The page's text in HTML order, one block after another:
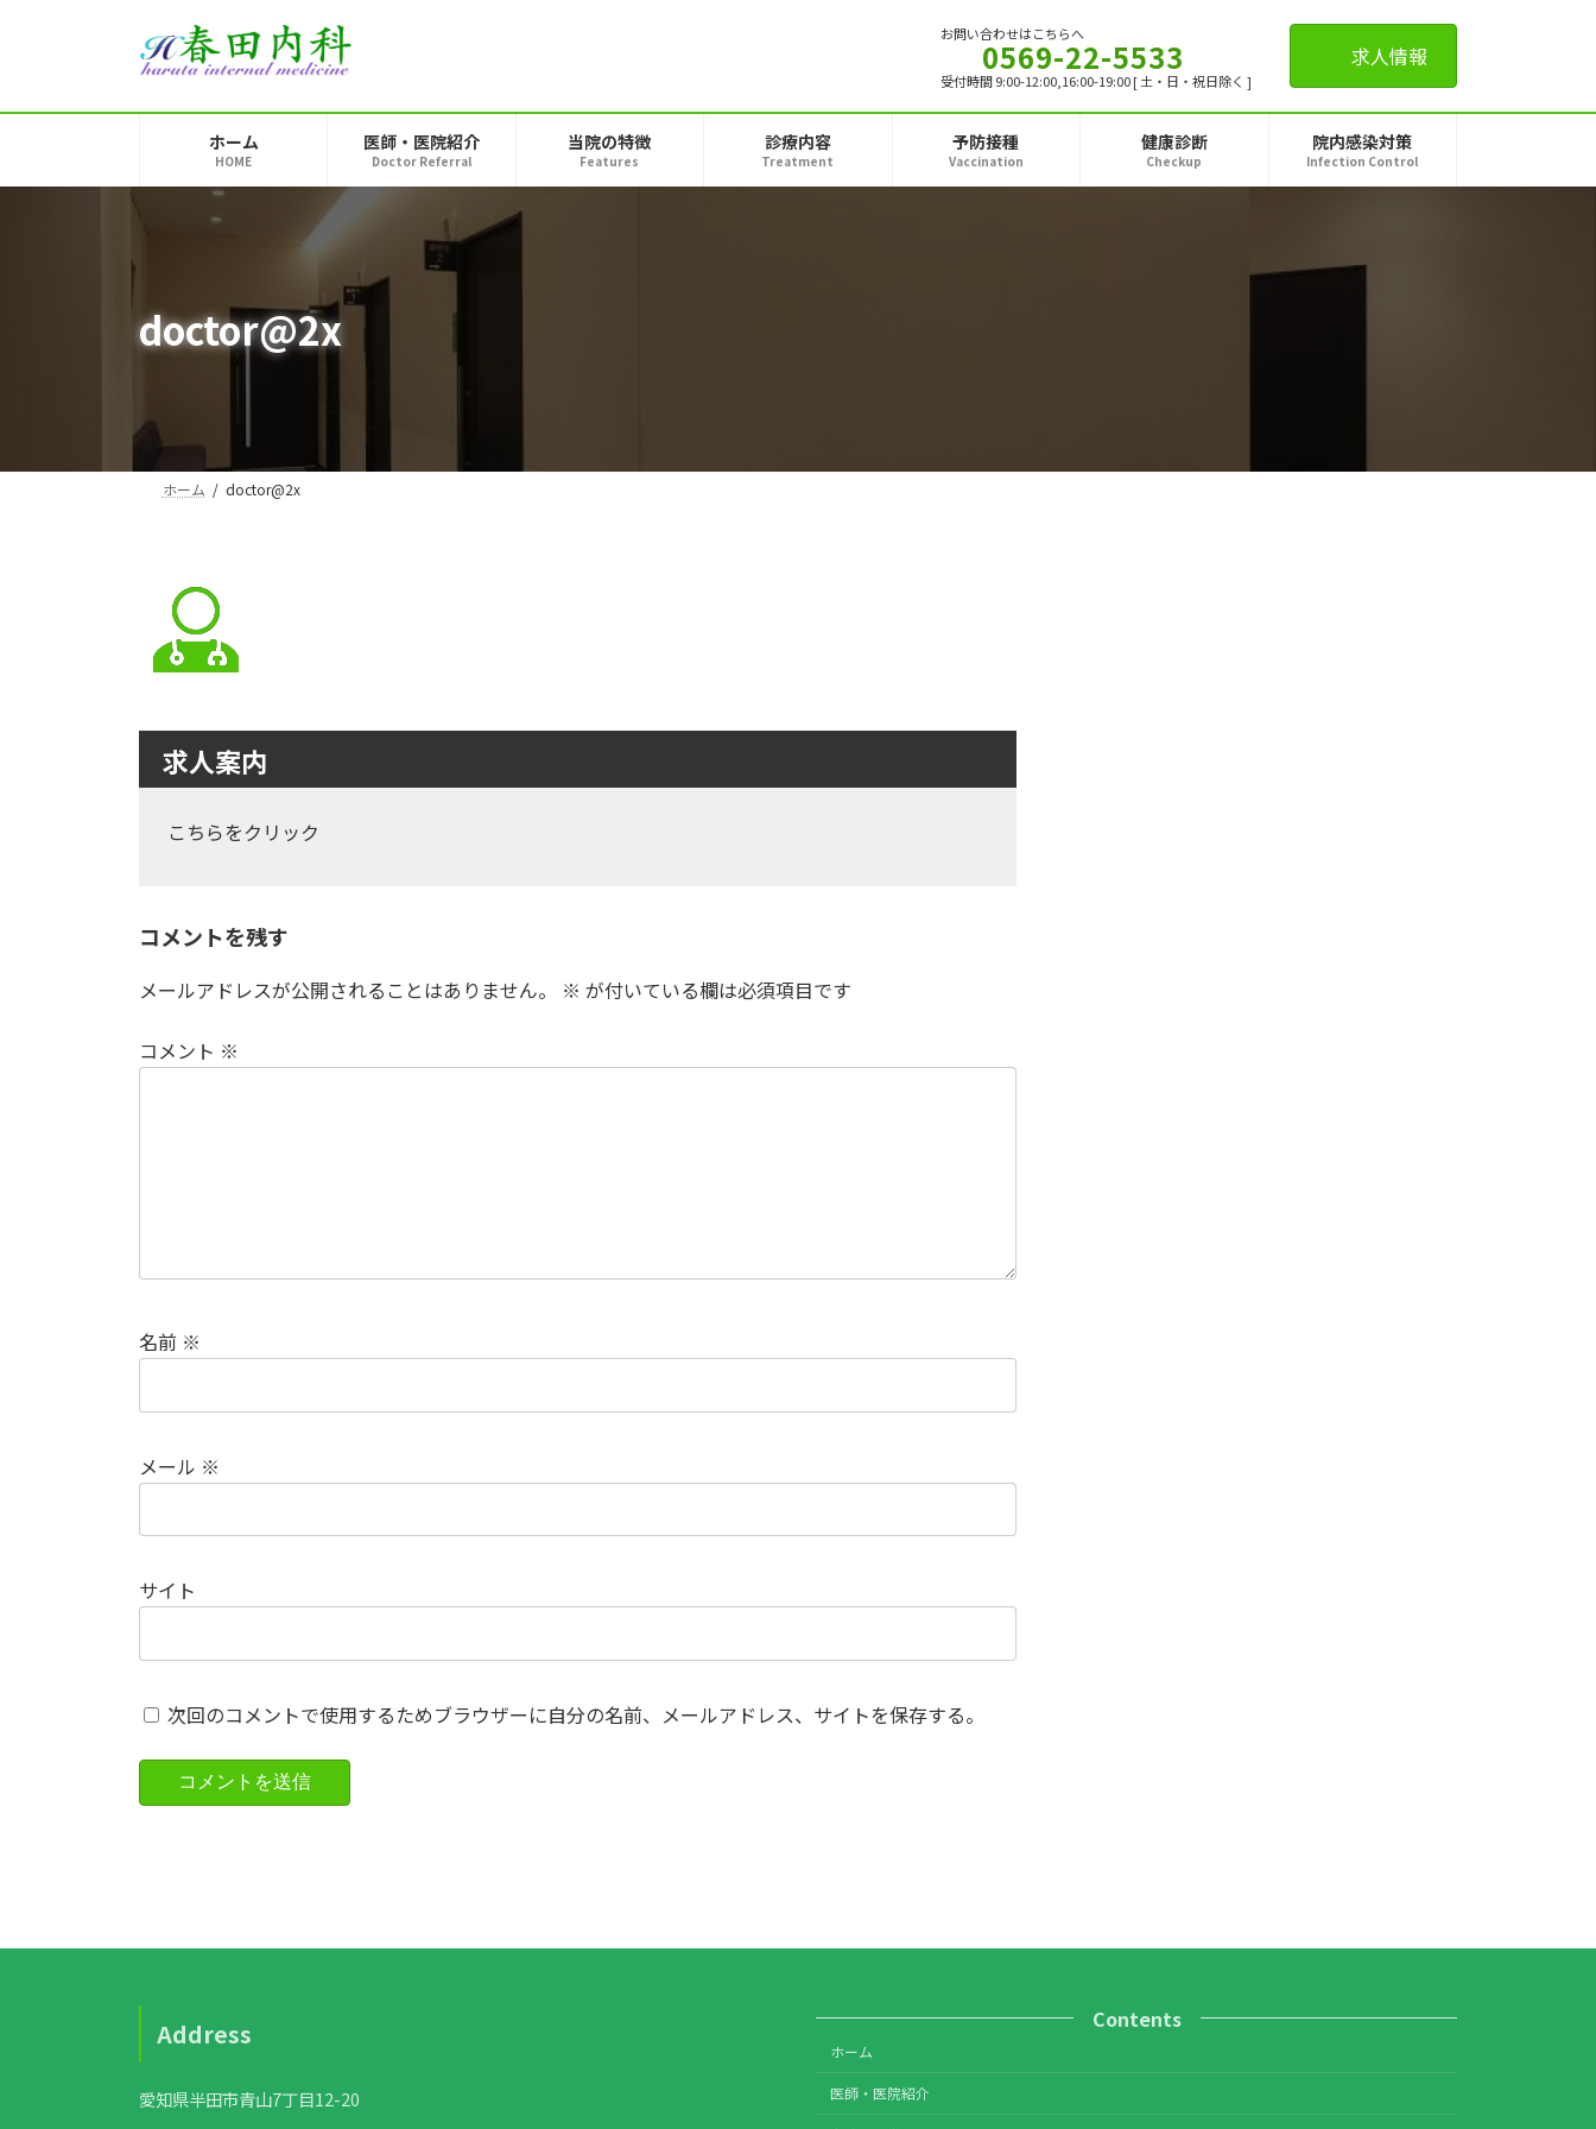
ス
ン
お問い合わせはこちらへ
0569-22-5533
受付時間 9:00-12:00,16:00-19:00 [ 土・日・祝日除く ]
求人情報
ホーム
HOME
医師・医院紹介
Doctor Referral
当院の特徴
Features
診療内容
Treatment
予防接種
Vaccination
健康診断
Checkup
院内感染対策
Infection Control
doctor@2x
ホーム doctor@2x
求人案内
こちらをクリック
コメントを残す
メールアドレスが公開されることはありません。 ※ が付いている欄は必須項目です
コメント ※
名前 ※
メール ※
サイト
次回のコメントで使用するためブラウザーに自分の名前、メールアドレス、サイトを保存する。
Address
愛知県半田市青山7丁目12-20
Contents
ホーム
医師・医院紹介